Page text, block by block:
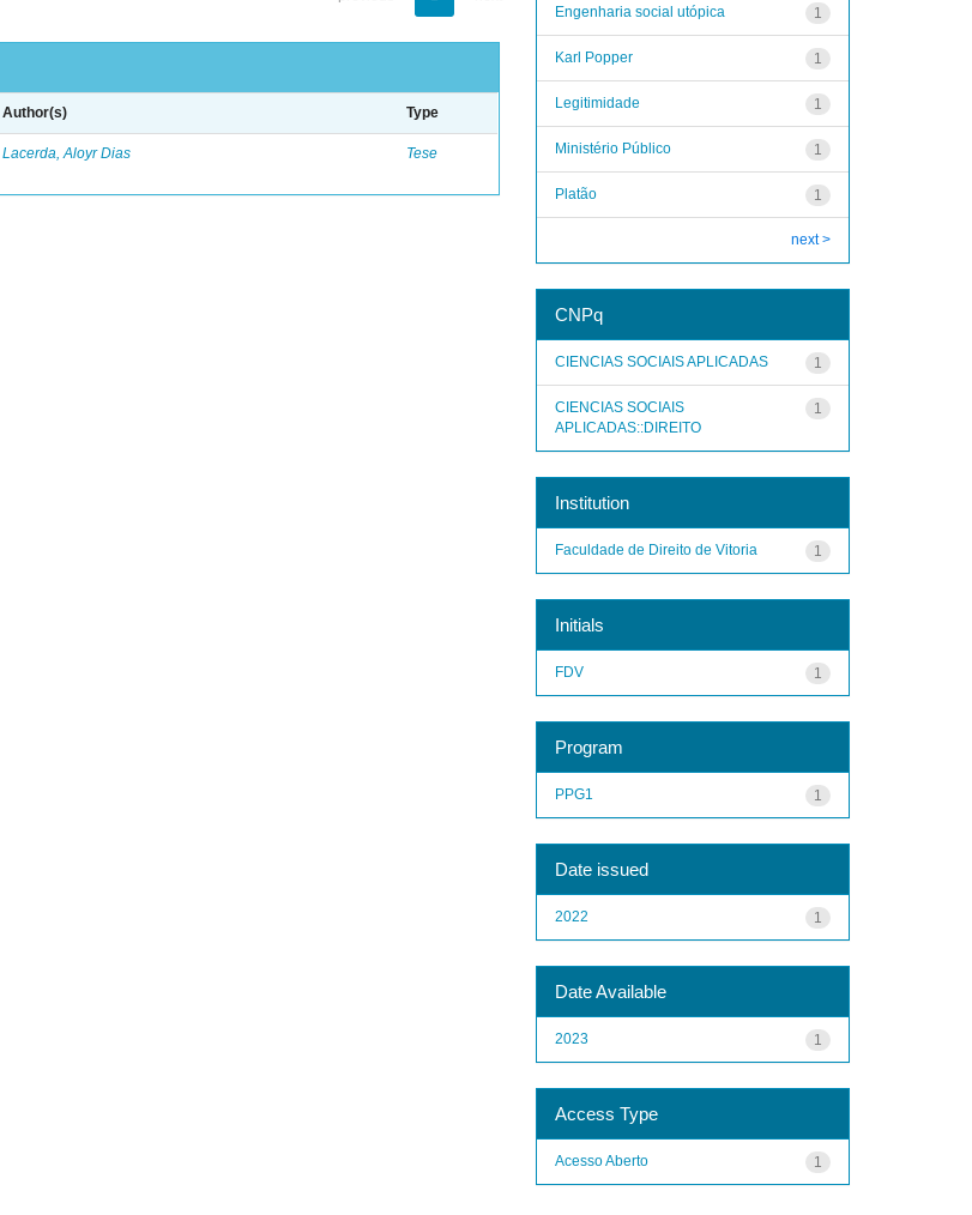
Author(s) Type
Lacerda, Aloyr Dias Tese
1
Engenharia social utópica
1
Karl Popper
1
Legitimidade
1
Ministério Público
1
Platão
next >
CNPq
1
CIENCIAS SOCIAIS APLICADAS
1
CIENCIAS SOCIAIS
APLICADAS::DIREITO
Institution
1
Faculdade de Direito de Vitoria
Initials
1
FDV
Program
1
PPG1
Date issued
1
2022
Date Available
1
2023
Access Type
1
Acesso Aberto